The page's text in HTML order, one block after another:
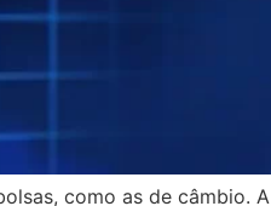
como as de câmbio. A